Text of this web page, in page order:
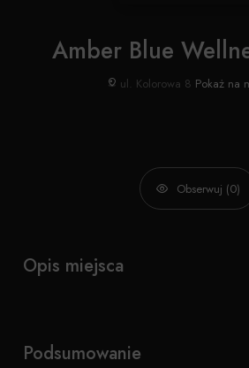
Amber Blue
ul. Kolorowa 8 Pokaż na
Obserwuj (0)
Opis miejsca
Podsumowanie